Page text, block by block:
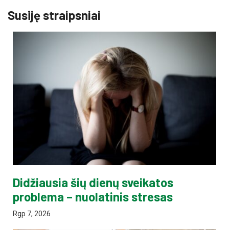
Susiję straipsniai
Didžiausia šių dienų sveikatos
problema – nuolatinis stresas
Rgp 7, 2026